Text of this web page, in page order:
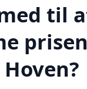
til